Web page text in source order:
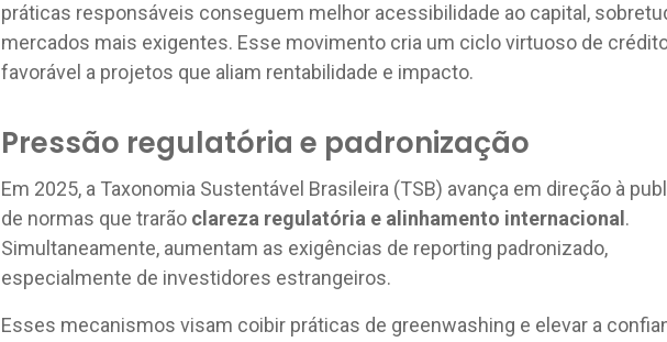
práticas responsáveis conseguem melhor acessibilidade ao capital,
mercados mais exigentes. Esse movimento cria um ciclo virtuoso de
favorável a projetos que aliam rentabilidade e impacto.
Pressão regulatória e padronização
Em 2025, a Taxonomia Sustentável Brasileira (TSB) avança em direção à
de normas que trarão clareza regulatória e alinhamento internacional .
Simultaneamente, aumentam as exigências de reporting padronizado,
especialmente de investidores estrangeiros.
Esses mecanismos visam coibir práticas de greenwashing e elevar a